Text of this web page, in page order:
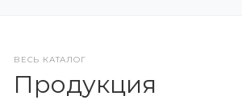
ВЕСЬ КАТАЛОГ
Продукция